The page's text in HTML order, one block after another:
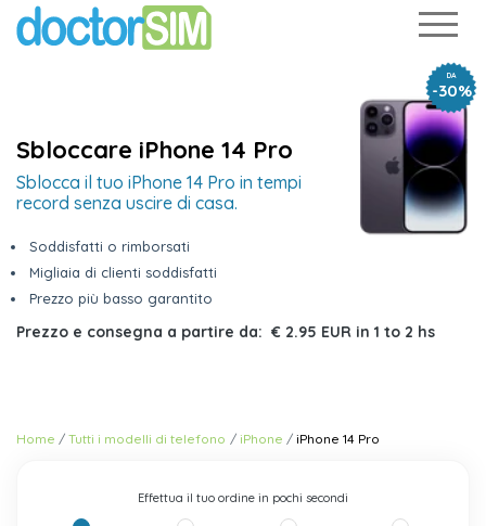
DA
-30%
Sbloccare iPhone 14 Pro
Sblocca il tuo iPhone 14 Pro in tempi
record senza uscire di casa.
Soddisfatti o rimborsati
Migliaia di clienti soddisfatti
Prezzo più basso garantito
Prezzo e consegna a partire da: € 2.95 EUR in 1 to 2 hs
Home Tutti i modelli di telefono iPhone iPhone 14 Pro
Effettua il tuo ordine in pochi secondi